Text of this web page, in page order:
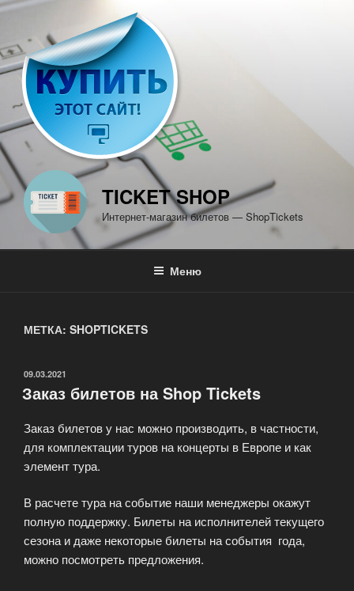
Перейти
содержимому
TICKET SHOP
Интернет-магазин билетов — ShopTickets
Меню
МЕТКА: SHOPTICKETS
ОПУБЛИКОВАНО
09.03.2021
Заказ билетов на Shop Tickets
Заказ билетов у нас можно производить, в частности,
для комплектации туров на концерты в Европе и как
элемент тура.
В расчете тура на событие наши менеджеры окажут
полную поддержку. Билеты на исполнителей текущего
сезона и даже некоторые билеты на события года,
можно посмотреть предложения.